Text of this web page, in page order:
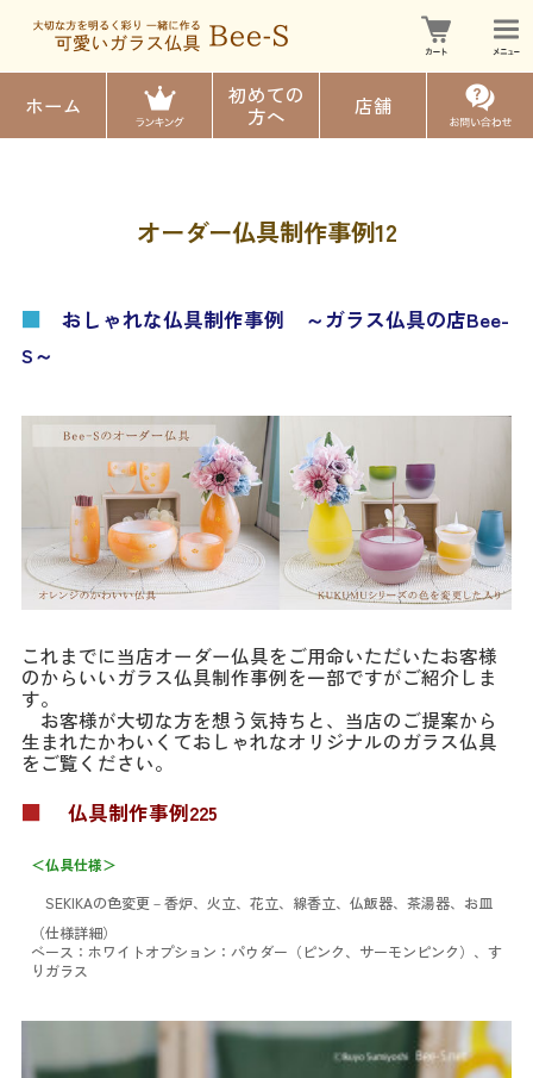
ホーム
初めての
方へ
店舗
オーダー仏具制作事例12
■ おしゃれな仏具制作事例 ～ガラス仏具の店Bee-
S～
これまでに当店オーダー仏具をご用命いただいたお客様
のからいいガラス仏具制作事例を一部ですがご紹介しま
す。
お客様が大切な方を想う気持ちと、当店のご提案から
生まれたかわいくておしゃれなオリジナルのガラス仏具
をご覧ください。
■ 仏具制作事例225
＜仏具仕様＞
SEKIKAの色変更－香炉、火立、花立、線香立、仏飯器、茶湯器、お皿
（仕様詳細）
ベース：ホワイトオプション：パウダー（ピンク、サーモンピンク）、す
りガラス